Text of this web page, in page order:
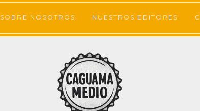
SOBRE NOSOTROS NUESTROS EDITORES